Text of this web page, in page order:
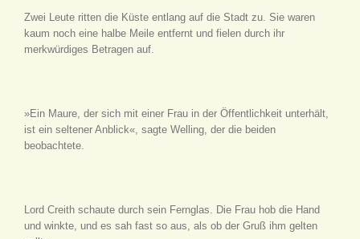
Zwei Leute ritten die Küste entlang auf die Stadt zu. Sie waren
kaum noch eine halbe Meile entfernt und fielen durch ihr
merkwürdiges Betragen auf.
»Ein Maure, der sich mit einer Frau in der Öffentlichkeit unterhält,
ist ein seltener Anblick«, sagte Welling, der die beiden
beobachtete.
Lord Creith schaute durch sein Fernglas. Die Frau hob die Hand
und winkte, und es sah fast so aus, als ob der Gruß ihm gelten